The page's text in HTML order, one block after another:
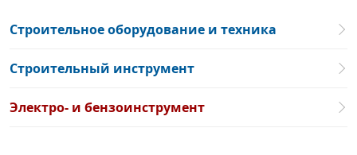
Строительное оборудование и техника
Строительный инструмент
Электро- и бензоинструмент
Улицы Минска
Производственный календарь
Документы для ЗАГСа
Пробки на дорогах
Самолеты